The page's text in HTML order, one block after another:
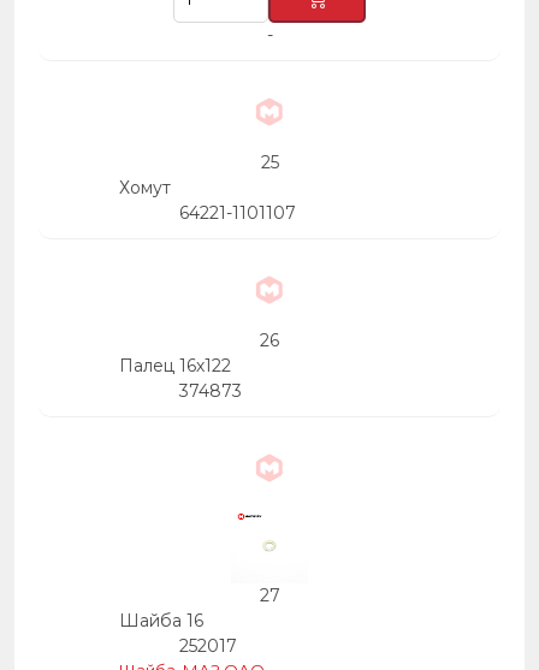
-
25
Хомут
64221-1101107
26
Палец 16х122
374873
27
Шайба 16
252017